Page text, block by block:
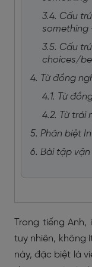
3.4. Cấu
something
3.5. Cấu
choices/
4. Từ đồng
4.1. Từ
4.2. Từ trái
5. Phân biệt
6. Bài tập
Trong tiếng
tuy nhiên, không
này, đặc biệt là